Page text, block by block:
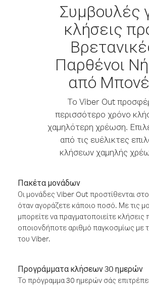
Συμβουλές
κλήσεις
Παρθένοι
από
Το Viber Out
περισσότερο χρόνο
χαμηλότερη χρέωση.
από τις ευέλικτες
κλήσεων χαμηλής
Πακέτα μονάδων
Οι μονάδες Viber Out προστίθενται
όταν αγοράζετε κάποιο ποσό. Με τις
μπορείτε να πραγματοποιείτε κλήσεις
οποιονδήποτε αριθμό παγκοσμίως με
του Viber.
Προγράμματα κλήσεων 30 ημερών
Το πρόγραμμα 30 ημερών σάς